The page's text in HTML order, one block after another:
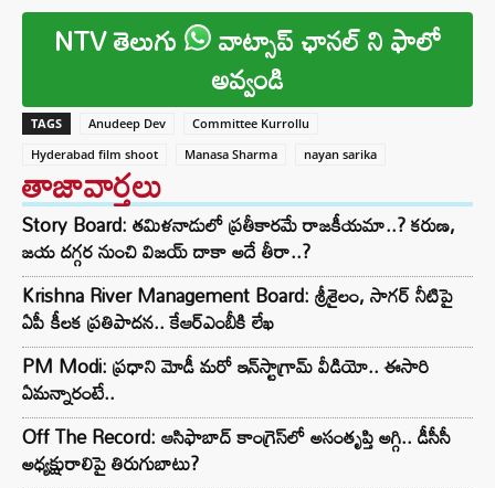
NTV తెలుగు వాట్సాప్ ఛానల్ ని ఫాలో
అవ్వండి
TAGS Anudeep Dev
Committee Kurrollu
Hyderabad film shoot
Manasa Sharma nayan sarika
తాజావార్తలు
Story Board: తమిళనాడులో ప్రతీకారమే రాజకీయమా..? కరుణ,
జయ దగ్గర నుంచి విజయ్ దాకా అదే తీరా..?
Krishna River Management Board: శ్రీశైలం, సాగర్ నీటిపై
ఏపీ కీలక ప్రతిపాదన.. కేఆర్ఎంబీకి లేఖ
PM Modi: ప్రధాని మోడీ మరో ఇన్‌స్టాగ్రామ్ వీడియో.. ఈసారి
ఏమన్నారంటే..
Off The Record: ఆసిఫాబాద్ కాంగ్రెస్‌లో అసంతృప్తి అగ్గి.. డీసీసీ
అధ్యక్షురాలిపై తిరుగుబాటు?